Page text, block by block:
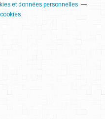
et données personnelles